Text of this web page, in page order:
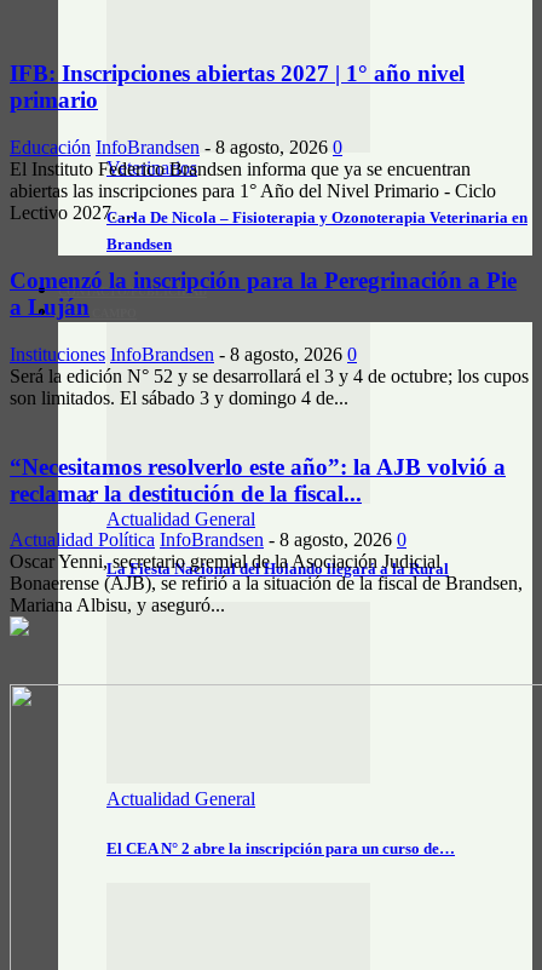
Veterinarios
Carla De Nicola – Fisioterapia y Ozonoterapia Veterinaria en
Brandsen
CONTACTO/PUBLICIDAD
INFO CAMPO
Actualidad General
La Fiesta Nacional del Holando llegará a la Rural
Actualidad General
El CEA N° 2 abre la inscripción para un curso de…
IFB: Inscripciones abiertas 2027 | 1° año nivel
primario
Educación InfoBrandsen - 8 agosto, 2026 0
El Instituto Federico Brandsen informa que ya se encuentran
abiertas las inscripciones para 1° Año del Nivel Primario - Ciclo
Lectivo 2027. ...
Comenzó la inscripción para la Peregrinación a Pie
a Luján
Instituciones InfoBrandsen - 8 agosto, 2026 0
Será la edición N° 52 y se desarrollará el 3 y 4 de octubre; los cupos
son limitados. El sábado 3 y domingo 4 de...
“Necesitamos resolverlo este año”: la AJB volvió a
reclamar la destitución de la fiscal...
Actualidad Política InfoBrandsen - 8 agosto, 2026 0
Oscar Yenni, secretario gremial de la Asociación Judicial
Bonaerense (AJB), se refirió a la situación de la fiscal de Brandsen,
Mariana Albisu, y aseguró...